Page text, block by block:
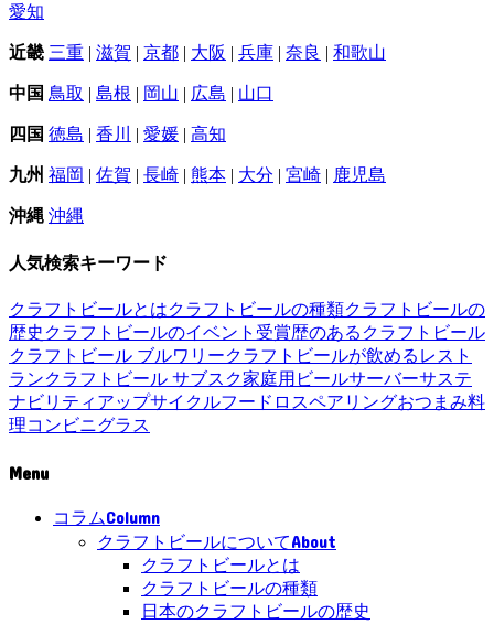
愛知
近畿 三重 | 滋賀 | 京都 | 大阪 | 兵庫 | 奈良 | 和歌山
中国 鳥取 | 島根 | 岡山 | 広島 | 山口
四国 徳島 | 香川 | 愛媛 | 高知
九州 福岡 | 佐賀 | 長崎 | 熊本 | 大分 | 宮崎 | 鹿児島
沖縄 沖縄
人気検索キーワード
クラフトビールとはクラフトビールの種類クラフトビールの
歴史 クラフトビールのイベント 受賞歴のあるクラフトビール
クラフトビール ブルワリークラフトビールが飲めるレスト
ランクラフトビール サブスク家庭用ビールサーバーサステ
ナビリティ アップサイクルフードロスペアリングおつまみ料
理コンビニグラス
Menu
コラムColumn
クラフトビールについてAbout
クラフトビールとは
クラフトビールの種類
日本のクラフトビールの歴史